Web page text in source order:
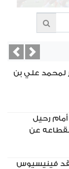
لمحمد علي بن
أمام رحيل
انقطاعه عن
فينيسيوس
Next